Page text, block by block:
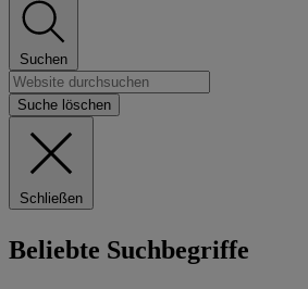
Suchen
Suche löschen
Schließen
Beliebte Suchbegriffe